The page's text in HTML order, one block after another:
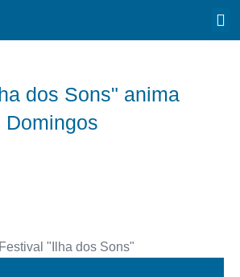
dos Sons" anima
Domingos